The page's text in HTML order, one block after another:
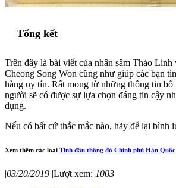
Tổng kết
Trên đây là bài viết của nhân sâm Thảo
Cheong Song Won cũng như giúp các bạn
hàng uy tín. Rất mong từ những thông tin bổ
người sẽ có được sự lựa chọn đáng tin cậy
dụng.
Nếu có bất cứ thắc mắc nào, hãy để lại bình
Xem thêm các loại Tinh đầu thông đỏ Chính phủ Hàn Quốc
|03/20/2019 |Lượt xem: 1003